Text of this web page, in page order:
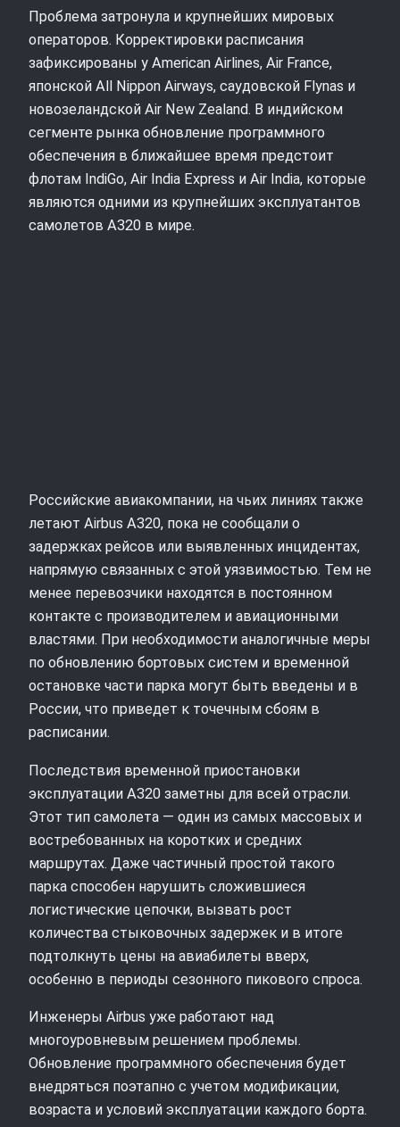
Проблема затронула и крупнейших мировых
операторов. Корректировки расписания
зафиксированы у American Airlines, Air France,
японской All Nippon Airways, саудовской Flynas и
новозеландской Air New Zealand. В индийском
сегменте рынка обновление программного
обеспечения в ближайшее время предстоит
флотам IndiGo, Air India Express и Air India, которые
являются одними из крупнейших эксплуатантов
самолетов A320 в мире.
Российские авиакомпании, на чьих линиях также
летают Airbus A320, пока не сообщали о
задержках рейсов или выявленных инцидентах,
напрямую связанных с этой уязвимостью. Тем не
менее перевозчики находятся в постоянном
контакте с производителем и авиационными
властями. При необходимости аналогичные меры
по обновлению бортовых систем и временной
остановке части парка могут быть введены и в
России, что приведет к точечным сбоям в
расписании.
Последствия временной приостановки
эксплуатации A320 заметны для всей отрасли.
Этот тип самолета — один из самых массовых и
востребованных на коротких и средних
маршрутах. Даже частичный простой такого
парка способен нарушить сложившиеся
логистические цепочки, вызвать рост
количества стыковочных задержек и в итоге
подтолкнуть цены на авиабилеты вверх,
особенно в периоды сезонного пикового спроса.
Инженеры Airbus уже работают над
многоуровневым решением проблемы.
Обновление программного обеспечения будет
внедряться поэтапно с учетом модификации,
возраста и условий эксплуатации каждого борта.